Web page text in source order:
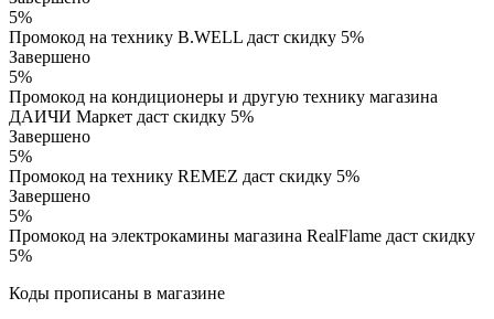
5%
Промокод на технику B.WELL даст скидку 5%
Завершено
5%
Промокод на кондиционеры и другую технику магазина
ДАИЧИ Маркет даст скидку 5%
Завершено
5%
Промокод на технику REMEZ даст скидку 5%
Завершено
5%
Промокод на электрокамины магазина RealFlame даст скидку
5%
Коды прописаны в магазине